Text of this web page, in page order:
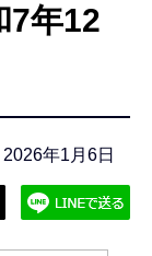
7年12
年1月6日